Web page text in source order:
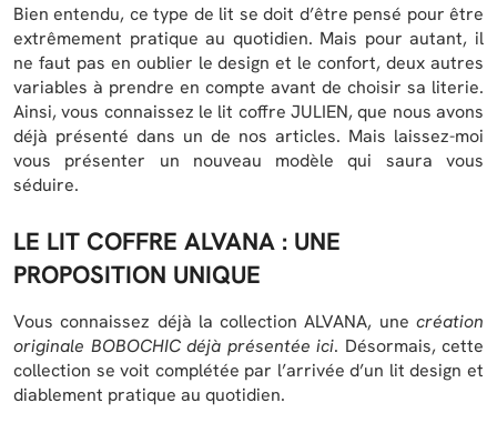
Bien entendu, ce type de lit se doit d’être pensé pour être
extrêmement pratique au quotidien. Mais pour autant, il
ne faut pas en oublier le design et le confort, deux autres
variables à prendre en compte avant de choisir sa literie.
Ainsi, vous connaissez le lit coffre JULIEN, que nous avons
déjà présenté dans un de nos articles. Mais laissez-moi
vous présenter un nouveau modèle qui saura vous
séduire.
LE LIT COFFRE ALVANA : UNE
PROPOSITION UNIQUE
Vous connaissez déjà la collection ALVANA, une création
originale BOBOCHIC déjà présentée ici. Désormais, cette
collection se voit complétée par l’arrivée d’un lit design et
diablement pratique au quotidien.